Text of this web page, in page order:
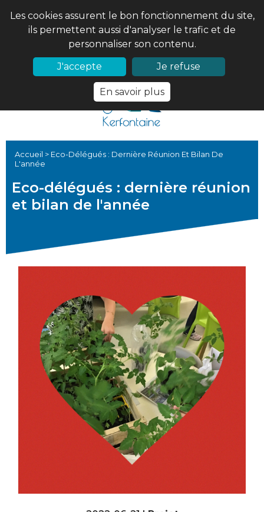
Les cookies assurent le bon fonctionnement du site,
ils permettent aussi d'analyser le trafic et de
personnaliser son contenu.
J'accepte
Je refuse
En savoir plus
02 97 56 61 18
Accueil > Eco-Délégués : Dernière Réunion Et Bilan De
L'année
Eco-délégués : dernière réunion
et bilan de l'année